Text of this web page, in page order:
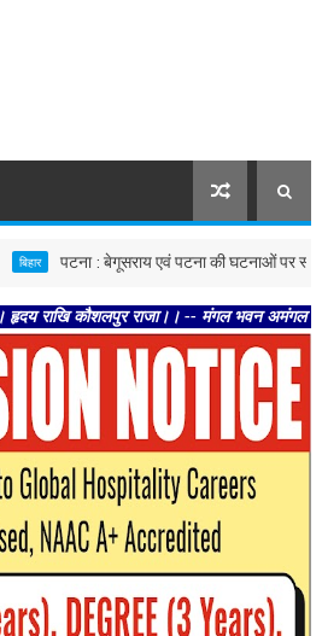
पटना : बेगूसराय एवं पटना की घटनाओं पर स्वास्थ्य
कौशलपुर राजा।। -- मंगल भवन अमंगल हारी।